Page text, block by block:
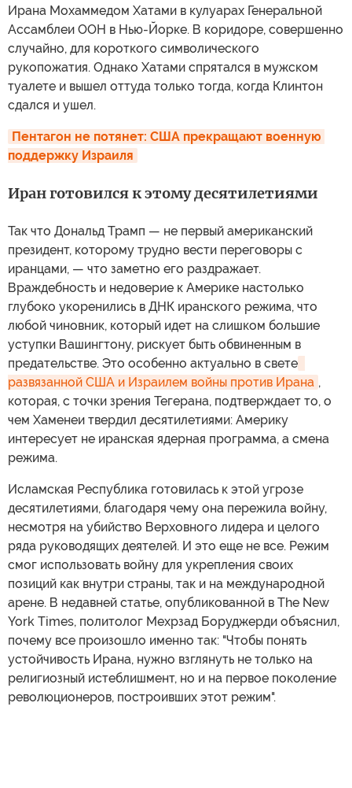
Ирана Мохаммедом Хатами в кулуарах Генеральной
Ассамблеи ООН в Нью-Йорке. В коридоре, совершенно
случайно, для короткого символического
рукопожатия. Однако Хатами спрятался в мужском
туалете и вышел оттуда только тогда, когда Клинтон
сдался и ушел.
Пентагон не потянет: США прекращают военную
поддержку Израиля
Иран готовился к этому десятилетиями
Так что Дональд Трамп — не первый американский
президент, которому трудно вести переговоры с
иранцами, — что заметно его раздражает.
Враждебность и недоверие к Америке настолько
глубоко укоренились в ДНК иранского режима, что
любой чиновник, который идет на слишком большие
уступки Вашингтону, рискует быть обвиненным в
предательстве. Это особенно актуально в свете
развязанной США и Израилем войны против Ирана ,
которая, с точки зрения Тегерана, подтверждает то, о
чем Хаменеи твердил десятилетиями: Америку
интересует не иранская ядерная программа, а смена
режима.
Исламская Республика готовилась к этой угрозе
десятилетиями, благодаря чему она пережила войну,
несмотря на убийство Верховного лидера и целого
ряда руководящих деятелей. И это еще не все. Режим
смог использовать войну для укрепления своих
позиций как внутри страны, так и на международной
арене. В недавней статье, опубликованной в The New
York Times, политолог Мехрзад Боруджерди объяснил,
почему все произошло именно так: "Чтобы понять
устойчивость Ирана, нужно взглянуть не только на
религиозный истеблишмент, но и на первое поколение
революционеров, построивших этот режим".